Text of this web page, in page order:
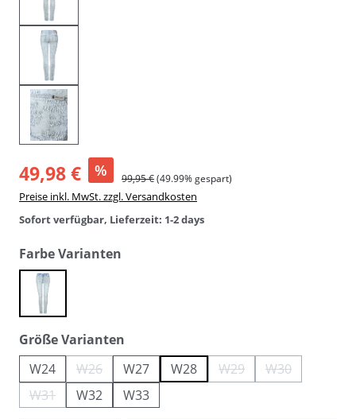
49,98 € % 99,95 €(49.99% gespart)
Preise inkl. MwSt. zzgl. Versandkosten
Sofort verfügbar, Lieferzeit: 1-2 days
Farbe Varianten
ice blue
Größe Varianten
W24
W26(Diese Option ist zurzeit nicht verfügbar.)
W27 W28 W29(Diese Option ist zurzeit
W30(Diese Option
W31(Diese Option ist zurzeit nicht verfügbar.)
W32 W33